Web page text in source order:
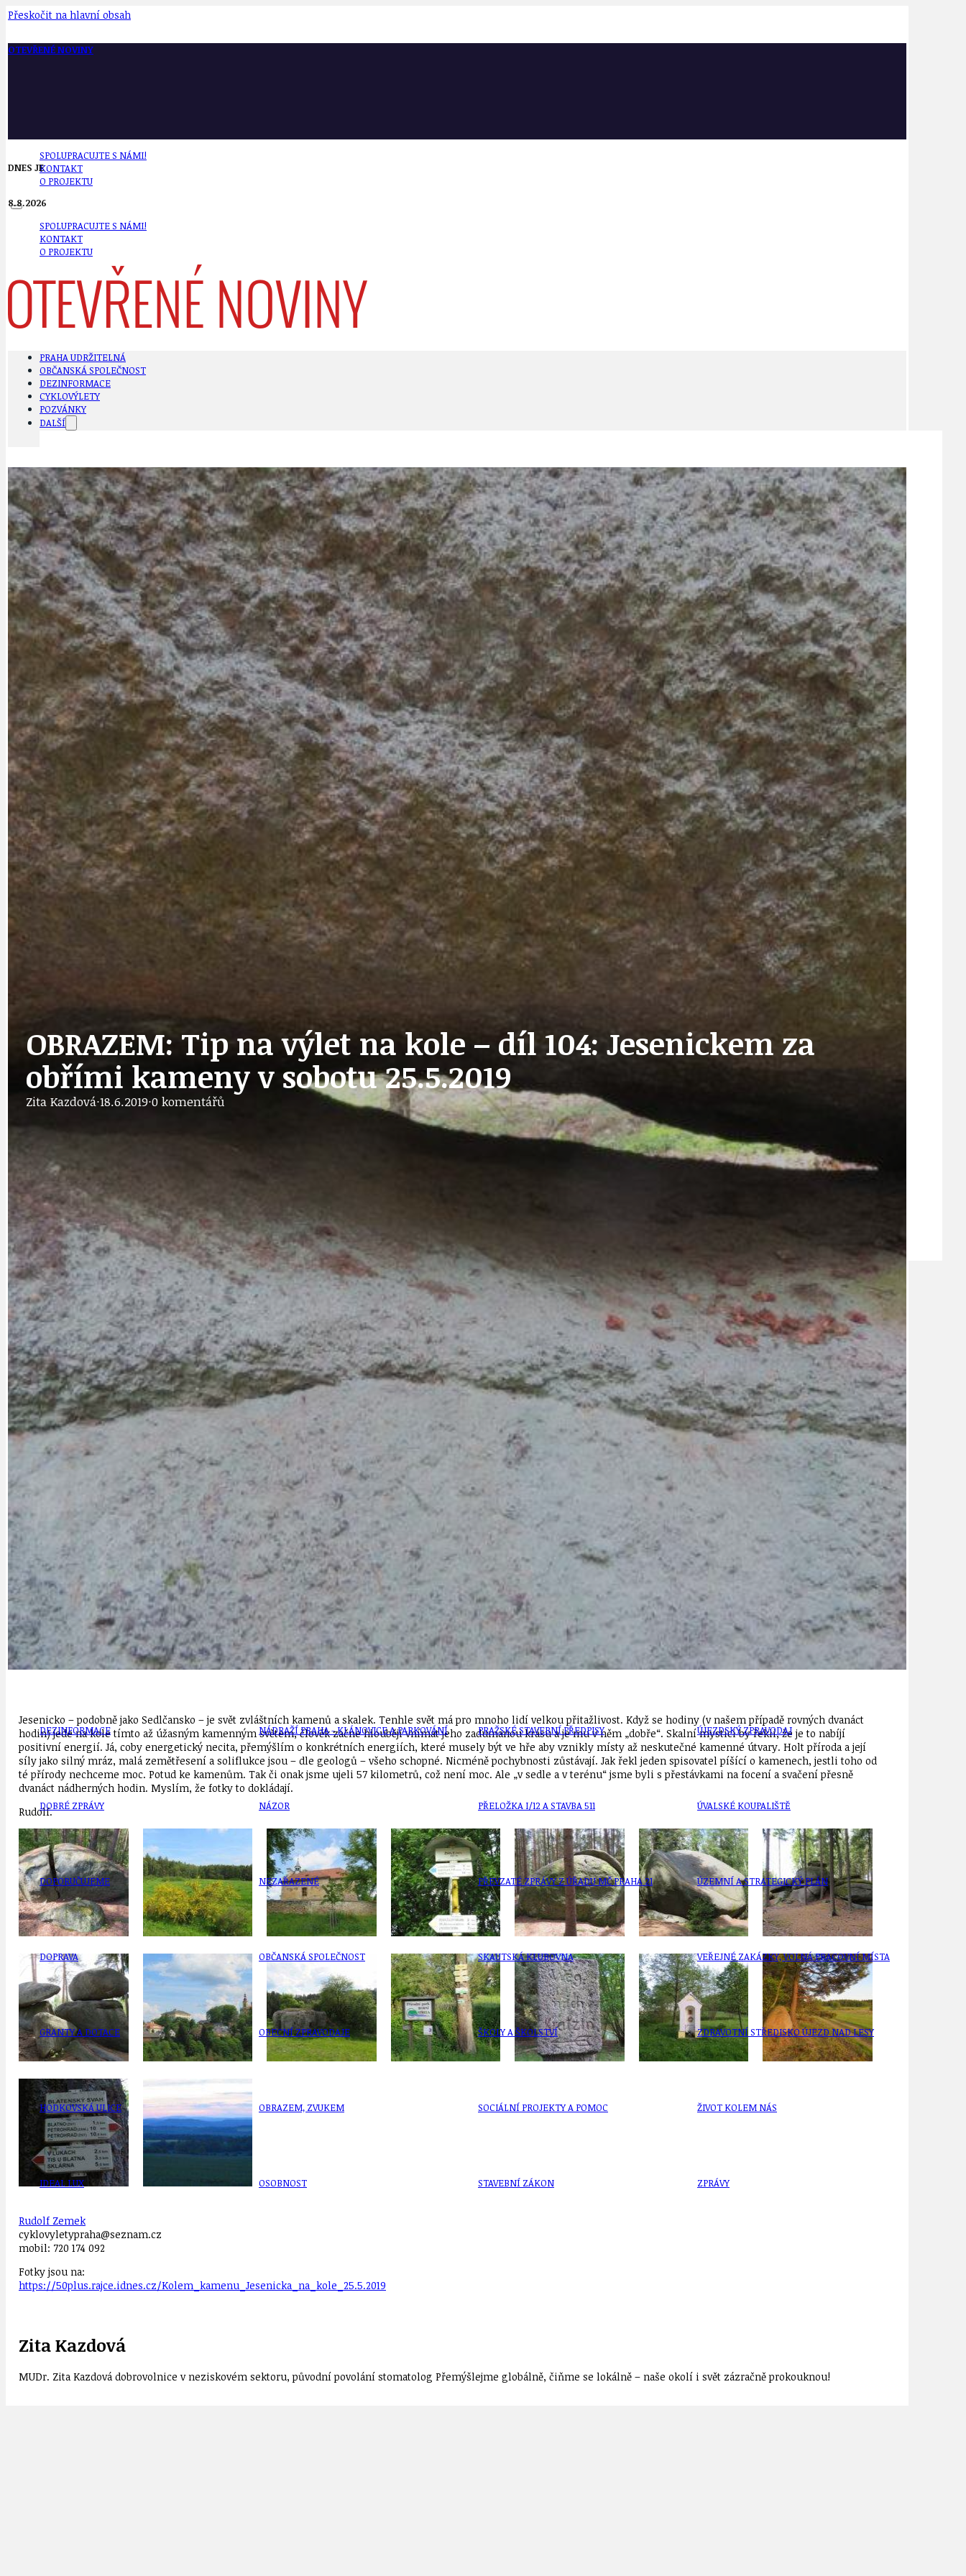
Přeskočit na hlavní obsah
OTEVŘENÉ NOVINY
SPOLUPRACUJTE S NÁMI!
KONTAKT
O PROJEKTU
SPOLUPRACUJTE S NÁMI!
KONTAKT
O PROJEKTU
DNES JE
8.8.2026
PRAHA UDRŽITELNÁ
OBČANSKÁ SPOLEČNOST
DEZINFORMACE
CYKLOVÝLETY
POZVÁNKY
DALŠÍ
AKTUALITY
BÁSNĚ. FEJETONY. SATIRA
CYKLOVÝLETY
DATA A VÝROČÍ
DEZINFORMACE
DOBRÉ ZPRÁVY
GRANTY A DOTACE
HODKOVSKÁ ULICE
IDEAL LUX
JEDNOU VĚTOU
KLÁNOVICKÁ SPOJKA
KRUHOVÝ OBJEZD V KOLODĚJÍCH
KULTURNÍ MOZAIKA
NÁDRAŽÍ PRAHA - KLÁNOVICE A PARKOVÁNÍ
NEZAŘAZENÉ
OBECNÍ ZPRAVODAJE
OSOBNOST
PETICE, VÝZVY, HLASOVÁNÍ, SOUTĚŽE
POLITIKA
POZVÁNKY
PRAHA UDRŽITELNÁ
PRAŽSKÉ STAVEBNÍ PŘEDPISY
PŘELOŽKA I/12 A STAVBA 511
PŘEVZATÉ ZPRÁVY Z ÚŘADU MČ PRAHA 21
SKAUTSKÁ KLUBOVNA
ŠKOLY A ŠKOLSTVÍ
TÉMA
TÉMATA SPÍCÍ
UDRŽITELNOST
ÚJEZDSKÉ JEDNOSMĚRKY
ÚJEZDSKÝ ZPRAVODAJ
ÚVALSKÉ KOUPALIŠTĚ
ÚZEMNÍ A STRATEGICKÝ PLÁN
VEŘEJNÉ ZAKÁZKY, VOLNÁ PRACOVNÍ MÍSTA
ŽIVOT KOLEM NÁS
PRAHA UDRŽITELNÁ
OBČANSKÁ SPOLEČNOST
DEZINFORMACE
CYKLOVÝLETY
POZVÁNKY
DALŠÍ
AKTUALITY
BÁSNĚ. FEJETONY. SATIRA
CYKLOVÝLETY
DATA A VÝROČÍ
DEZINFORMACE
DOBRÉ ZPRÁVY
DOPORUČUJEME
DOPRAVA
GRANTY A DOTACE
HODKOVSKÁ ULICE
IDEAL LUX
JEDNOU VĚTOU
KLÁNOVICKÁ SPOJKA
KRUHOVÝ OBJEZD V KOLODĚJÍCH
KULTURNÍ MOZAIKA
NÁDRAŽÍ PRAHA - KLÁNOVICE A PARKOVÁNÍ
NÁZOR
NEZAŘAZENÉ
OBČANSKÁ SPOLEČNOST
OBECNÍ ZPRAVODAJE
OBRAZEM, ZVUKEM
OSOBNOST
PETICE, VÝZVY, HLASOVÁNÍ, SOUTĚŽE
POLITIKA
POZVÁNKY
PRAHA UDRŽITELNÁ
PRAŽSKÉ STAVEBNÍ PŘEDPISY
PŘELOŽKA I/12 A STAVBA 511
PŘEVZATÉ ZPRÁVY Z ÚŘADU MČ PRAHA 21
SKAUTSKÁ KLUBOVNA
ŠKOLY A ŠKOLSTVÍ
SOCIÁLNÍ PROJEKTY A POMOC
STAVEBNÍ ZÁKON
TÉMA
UDRŽITELNOST
ÚJEZDSKÉ JEDNOSMĚRKY
ÚJEZDSKÝ ZPRAVODAJ
ÚVALSKÉ KOUPALIŠTĚ
ÚZEMNÍ A STRATEGICKÝ PLÁN
VEŘEJNÉ ZAKÁZKY, VOLNÁ PRACOVNÍ MÍSTA
ZDRAVOTNÍ STŘEDISKO ÚJEZD NAD LESY
ŽIVOT KOLEM NÁS
ZPRÁVY
OBRAZEM: Tip na výlet na kole – díl 104: Jesenickem za
obřími kameny v sobotu 25.5.2019
Zita Kazdová·18.6.2019·0 komentářů
Jesenicko – podobně jako Sedlčansko – je svět zvláštních kamenů a skalek. Tenhle svět má pro mnoho lidí velkou přitažlivost. Když se hodiny (v našem případě rovných dvanáct
hodin) jede na kole tímto až úžasným kamenným světem, člověk začne hlouběji vnímat jeho zadumanou krásu a je mu v něm „dobře“. Skalní mystici by řekli, že je to nabíjí
positivní energií. Já, coby energetický necita, přemýšlím o konkrétních energiích, které musely být ve hře aby vznikly místy až neskutečné kamenné útvary. Holt příroda a její
síly jako silný mráz, malá zemětřesení a soliflukce jsou – dle geologů – všeho schopné. Nicméně pochybnosti zůstávají. Jak řekl jeden spisovatel píšící o kamenech, jestli toho od
té přírody nechceme moc. Potud ke kamenům. Tak či onak jsme ujeli 57 kilometrů, což není moc. Ale „v sedle a v terénu“ jsme byli s přestávkami na focení a svačení přesně
dvanáct nádherných hodin. Myslím, že fotky to dokládají.
Rudolf.
Rudolf Zemek
cyklovyletypraha@seznam.cz
mobil: 720 174 092
Fotky jsou na:
https://50plus.rajce.idnes.cz/Kolem_kamenu_Jesenicka_na_kole_25.5.2019
Zita Kazdová
MUDr. Zita Kazdová dobrovolnice v neziskovém sektoru, původní povolání stomatolog Přemýšlejme globálně, čiňme se lokálně – naše okolí i svět zázračně prokouknou!